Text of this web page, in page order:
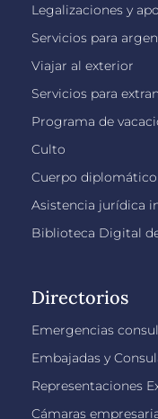
Legalizaciones y
Servicios para
Viajar al exterior
Servicios para
Programa de
Culto
Cuerpo diplomático
Asistencia jurídica
Biblioteca Digital
Directorios
Emergencias
Embajadas y
Representaciones
Cámaras